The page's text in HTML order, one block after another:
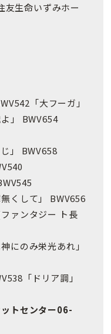
友生命いずみホー
「大フーガ」
」 BWV654
」 BWV658
くして」 BWV656
ァンタジー ト長
にのみ栄光あれ」
「ドリア調」
トセンター06-